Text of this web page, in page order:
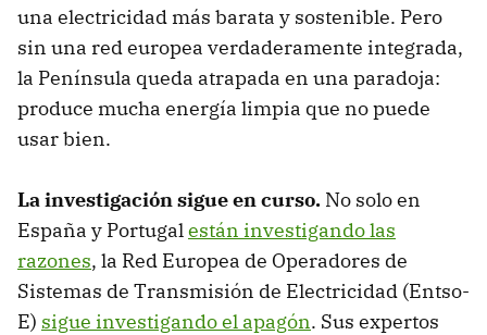
una electricidad más barata y sostenible. Pero
sin una red europea verdaderamente integrada,
la Península queda atrapada en una paradoja:
produce mucha energía limpia que no puede
usar bien.
La investigación sigue en curso. No solo en
España y Portugalestán investigando las
razones, la Red Europea de Operadores de
Sistemas de Transmisión de Electricidad (Entso-
E) sigue investigando el apagón. Sus expertos